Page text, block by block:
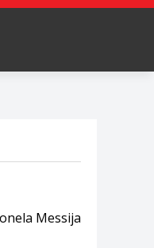
Messija